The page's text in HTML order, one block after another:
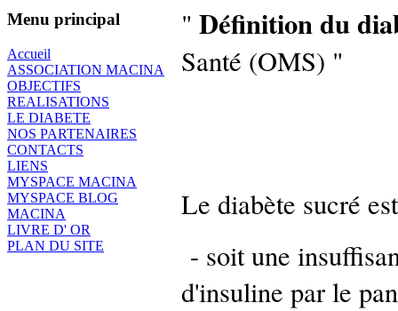
Menu principal
Accueil
ASSOCIATION MACINA
OBJECTIFS
REALISATIONS
LE DIABETE
NOS PARTENAIRES
CONTACTS
LIENS
MYSPACE MACINA
MYSPACE BLOG
MACINA
LIVRE D' OR
PLAN DU SITE
" Définition du
Santé (OMS) "
Le diabète sucré
- soit une
d'insuline par le